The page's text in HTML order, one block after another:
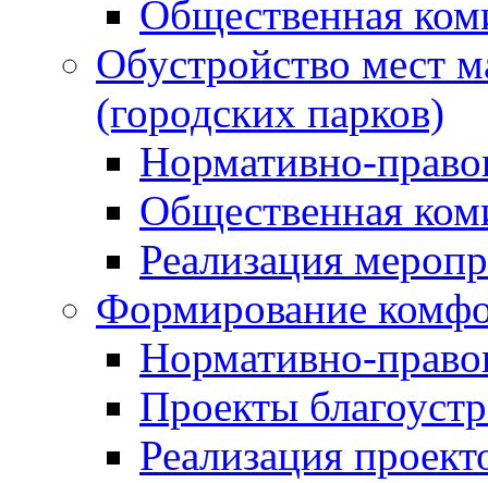
Общественная
Обустройство мест
(городских парков)
Нормативно-
Общественная
Реализация
Формирование
Нормативно-
Проекты
Реализация